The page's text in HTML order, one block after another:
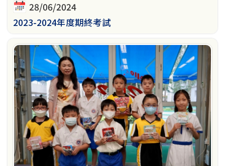
28/06/2024
2023-2024年度期終考試